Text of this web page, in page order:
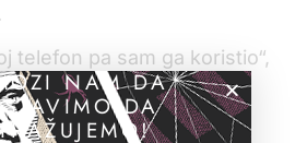
telefon pa sam ga koristio“,
ali je ubrzo,
pitanja dao i drugačiji
NAM DA
DA